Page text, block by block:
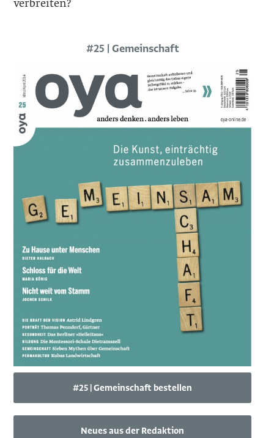
verbreiten?
#25 | Gemeinschaft
#25 | Gemeinschaft bestellen
Neues aus der Redaktion